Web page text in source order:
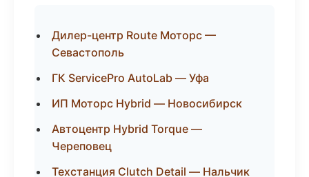
Дилер-центр Route Моторс —
Севастополь
ГК ServicePro AutoLab — Уфа
ИП Моторс Hybrid — Новосибирск
Автоцентр Hybrid Torque —
Череповец
Техстанция Clutch Detail — Нальчик